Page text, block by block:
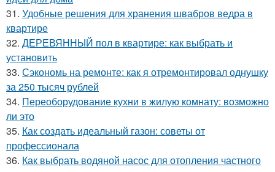
31. Удобные решения для хранения швабров ведра в
квартире
32. ДЕРЕВЯННЫЙ пол в квартире: как выбрать и
установить
33. Сэкономь на ремонте: как я отремонтировал однушку
за 250 тысяч рублей
34. Переоборудование кухни в жилую комнату: возможно
ли это
35. Как создать идеальный газон: советы от
профессионала
36. Как выбрать водяной насос для отопления частного